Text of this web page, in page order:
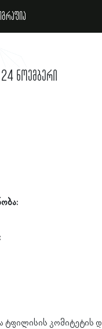
ნოემბერი
ტფილისის კომიტეტის